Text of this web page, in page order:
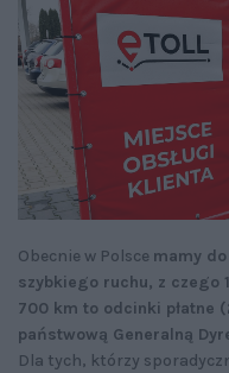
Obecnie w Polsce mamy
szybkiego ruchu, z czego
700 km to odcinki płatne
państwową Generalną
Dla tych, którzy